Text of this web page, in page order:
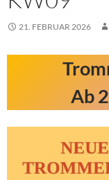
21. FEBRUAR 2026
Ab